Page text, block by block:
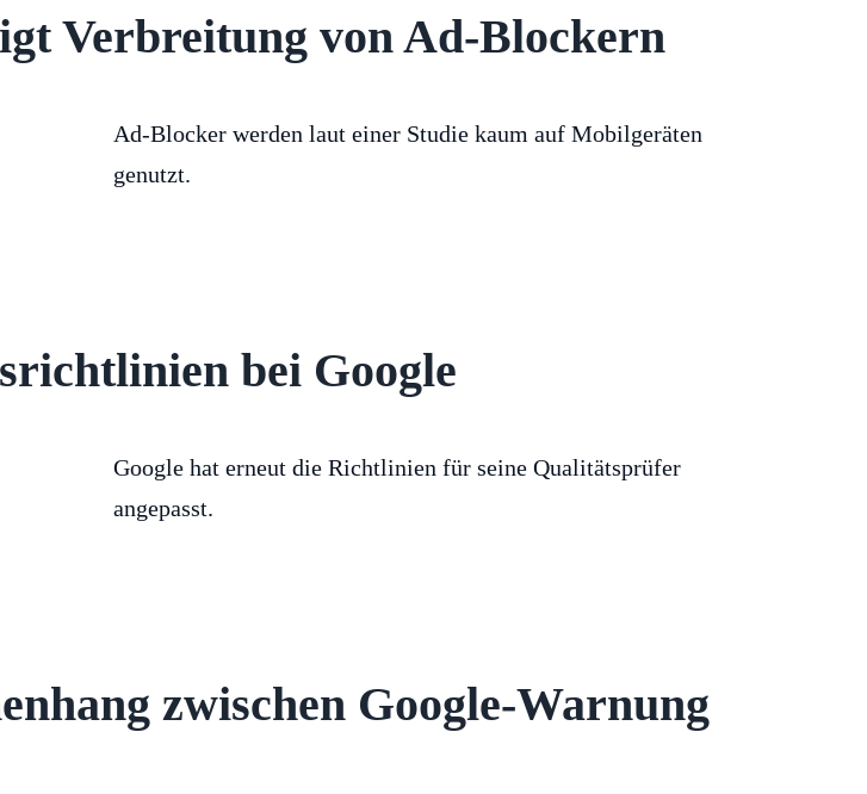
Verbreitung von Ad-Blockern
Ad-Blocker werden laut einer Studie kaum auf Mobilgeräten
genutzt.
bei Google
Google hat erneut die Richtlinien für seine Qualitätsprüfer
angepasst.
zwischen Google-Warnung